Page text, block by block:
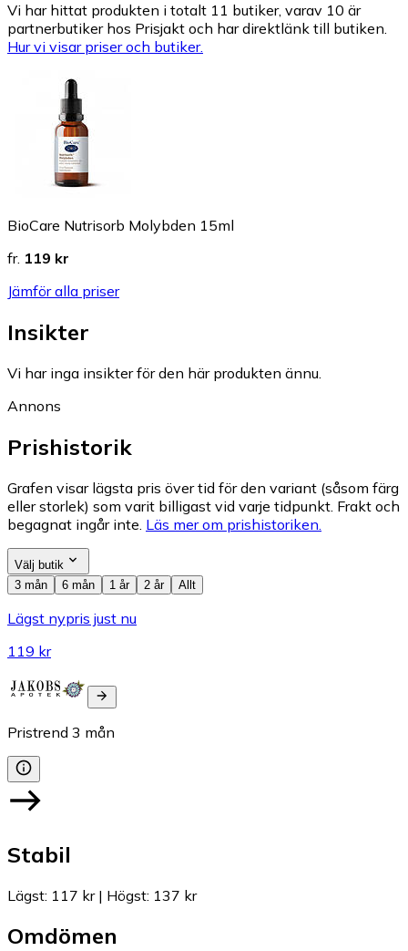
Vi har hittat produkten i totalt 11 butiker, varav 10 är
partnerbutiker hos Prisjakt och har direktlänk till butiken.
Hur vi visar priser och butiker.
BioCare Nutrisorb Molybden 15ml
fr. 119 kr
Jämför alla priser
Insikter
Vi har inga insikter för den här produkten ännu.
Annons
Prishistorik
Grafen visar lägsta pris över tid för den variant (såsom färg
eller storlek) som varit billigast vid varje tidpunkt. Frakt och
begagnat ingår inte. Läs mer om prishistoriken.
Välj butik
3 mån
6 mån 1 år 2 år Allt
Lägst nypris just nu
119 kr
Pristrend 3 mån
Stabil
Lägst: 117 kr| Högst: 137 kr
Omdömen